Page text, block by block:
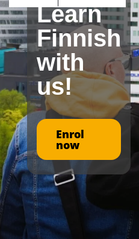
Learn
Finnish
with
us!
Enrol
now